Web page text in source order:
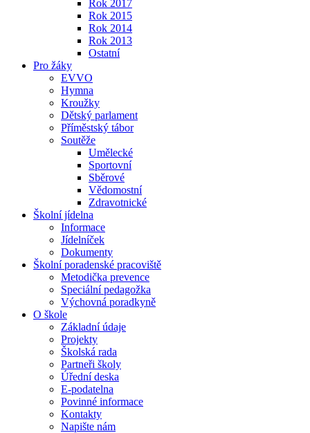
Rok 2017
Rok 2015
Rok 2014
Rok 2013
Ostatní
Pro žáky
EVVO
Hymna
Kroužky
Dětský parlament
Příměstský tábor
Soutěže
Umělecké
Sportovní
Sběrové
Vědomostní
Zdravotnické
Školní jídelna
Informace
Jídelníček
Dokumenty
Školní poradenské pracoviště
Metodička prevence
Speciální pedagožka
Výchovná poradkyně
O škole
Základní údaje
Projekty
Školská rada
Partneři školy
Úřední deska
E-podatelna
Povinné informace
Kontakty
Napište nám